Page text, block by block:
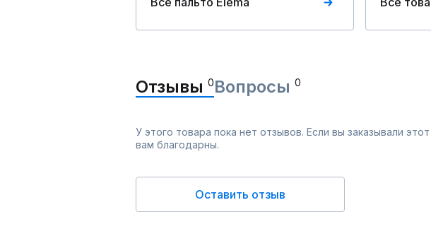
Отзывы 0Вопросы 0
У этого товара пока нет отзывов. Если вы заказывали
вам благодарны.
Оставить отзыв